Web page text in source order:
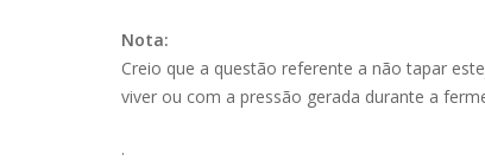
Nota:
Creio que a questão referente a não tapar
viver ou com a pressão gerada durante a
.